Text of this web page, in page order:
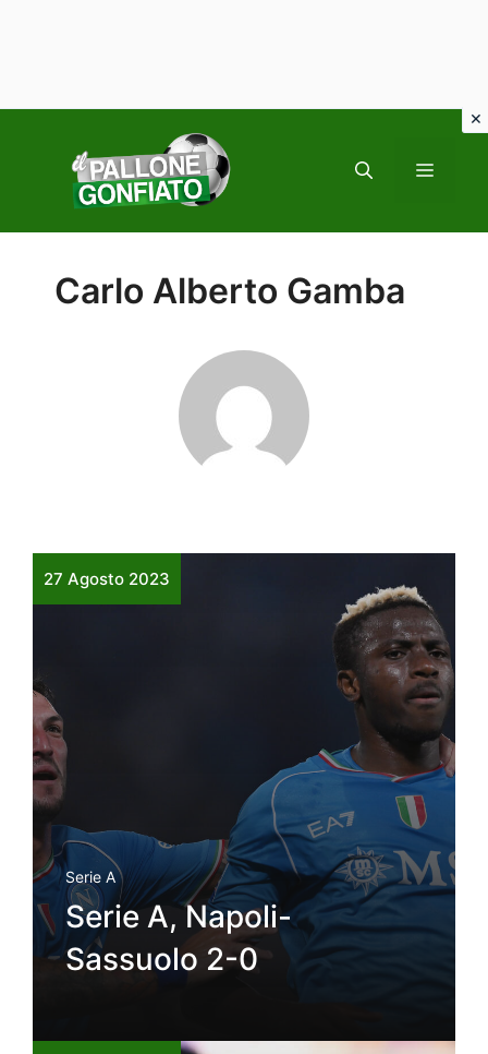
contenuto
MENU
Carlo Alberto Gamba
27 Agosto 2023
Serie A
Serie A, Napoli-
Sassuolo 2-0